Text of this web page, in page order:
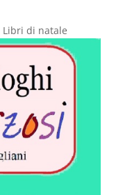
Libri di natale